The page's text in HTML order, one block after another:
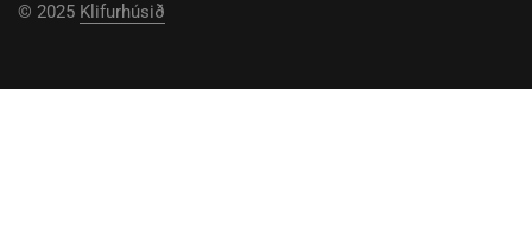
© 2025 Klifurhúsið